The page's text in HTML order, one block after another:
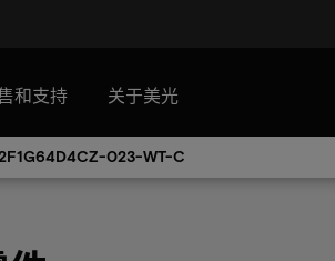
和支持 关于美光
023-WT-C